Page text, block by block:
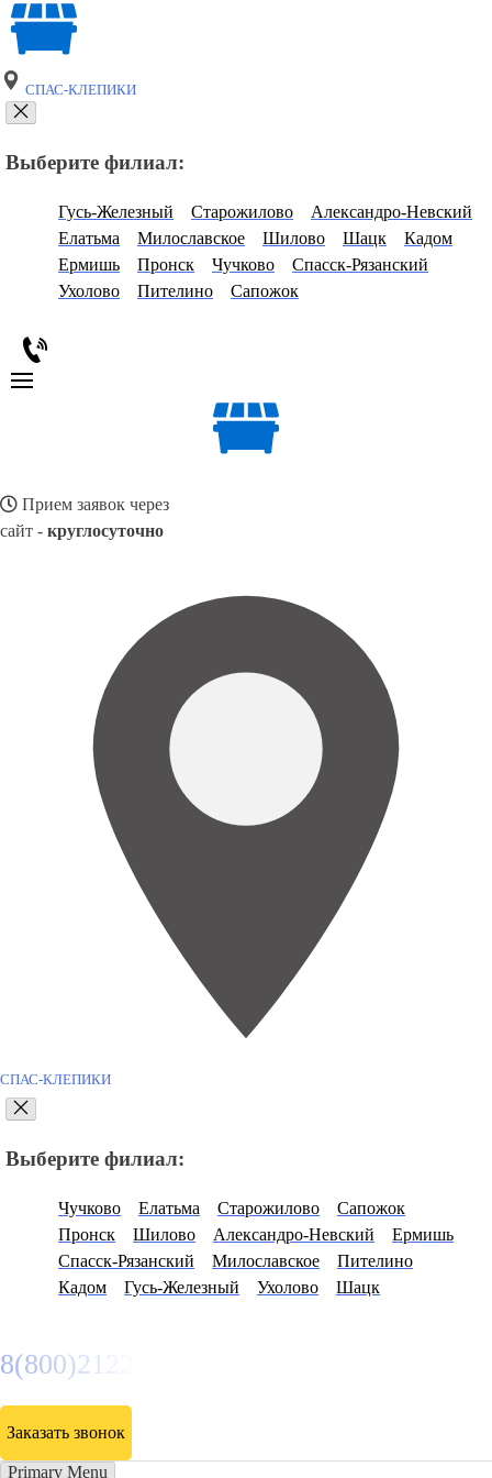
СПАС-КЛЕПИКИ
Выберите филиал:
Гусь-Железный Старожилово
Александро-Невский
Елатьма
Милославское Шилово Шацк
Кадом
Ермишь
Пронск Чучково
Спасск-Рязанский
Ухолово
Пителино Сапожок
Прием заявок через
сайт - круглосуточно
СПАС-КЛЕПИКИ
Выберите филиал:
Чучково Елатьма Старожилово
Сапожок
Пронск
Шилово Александро-Невский
Ермишь
Спасск-Рязанский
Милославское
Пителино
Кадом
Гусь-Железный Ухолово Шацк
8(800)2122558
Заказать звонок
Primary Menu